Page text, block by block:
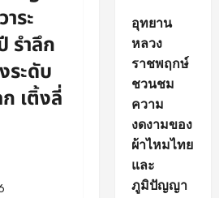
ระ
รำลึก
ะดับ
เติ้งลี่
อุทยาน
หลวง
ราชพฤกษ์
ชวนชม
ความ
งดงามของ
ผ้าไหมไทย
และ
ภูมิปัญญา